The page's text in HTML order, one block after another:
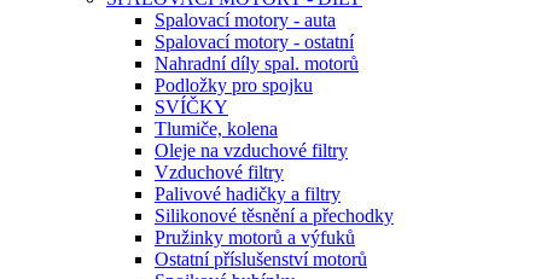
Spalovací motory - auta
Spalovací motory - ostatní
Nahradní díly spal. motorů
Podložky pro spojku
SVÍČKY
Tlumiče, kolena
Oleje na vzduchové filtry
Vzduchové filtry
Palivové hadičky a filtry
Silikonové těsnění a přechodky
Pružinky motorů a výfuků
Ostatní příslušenství motorů